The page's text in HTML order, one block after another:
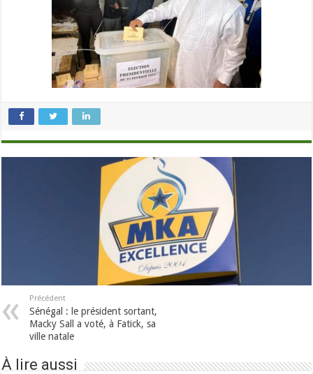
Précédent
Sénégal : le président sortant,
Macky Sall a voté, à Fatick, sa
ville natale
À lire aussi